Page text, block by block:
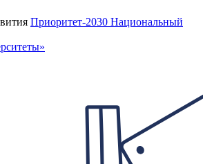
Приоритет-2030 Национальный